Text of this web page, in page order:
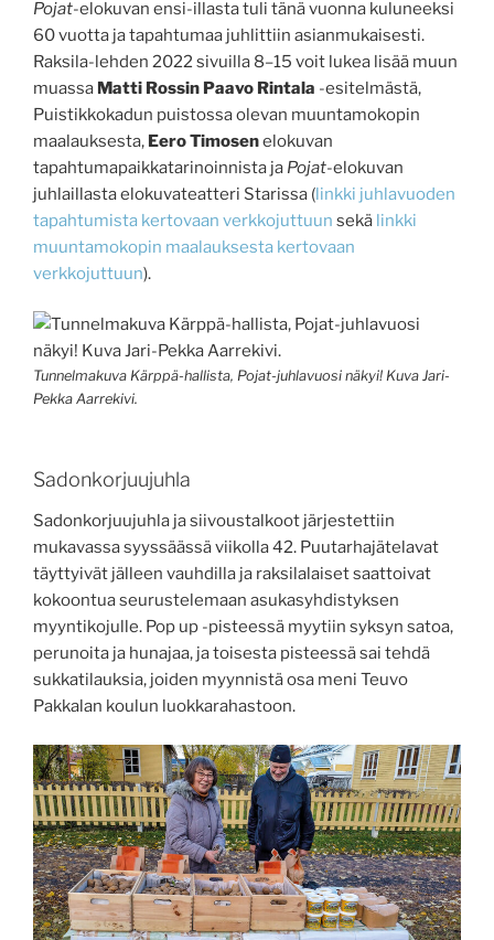
Pojat-elokuvan ensi-illasta tuli tänä vuonna kuluneeksi
60 vuotta ja tapahtumaa juhlittiin asianmukaisesti.
Raksila-lehden 2022 sivuilla 8–15 voit lukea lisää muun
muassa Matti Rossin Paavo Rintala -esitelmästä,
Puistikkokadun puistossa olevan muuntamokopin
maalauksesta, Eero Timosenelokuvan
tapahtumapaikkatarinoinnista ja Pojat-elokuvan
juhlaillasta elokuvateatteri Starissa (linkki juhlavuoden
tapahtumista kertovaan verkkojuttuun sekä linkki
muuntamokopin maalauksesta kertovaan
verkkojuttuun).
Tunnelmakuva Kärppä-hallista, Pojat-juhlavuosi näkyi! Kuva Jari-
Pekka Aarrekivi.
Sadonkorjuujuhla
Sadonkorjuujuhla ja siivoustalkoot järjestettiin
mukavassa syyssäässä viikolla 42. Puutarhajätelavat
täyttyivät jälleen vauhdilla ja raksilalaiset saattoivat
kokoontua seurustelemaan asukasyhdistyksen
myyntikojulle. Pop up -pisteessä myytiin syksyn satoa,
perunoita ja hunajaa, ja toisesta pisteessä sai tehdä
sukkatilauksia, joiden myynnistä osa meni Teuvo
Pakkalan koulun luokkarahastoon.